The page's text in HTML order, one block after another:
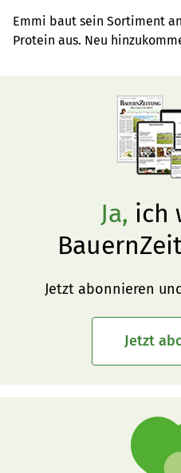
Emmi baut sein Sortiment
Protein aus. Neu
Latte  mit Milchprotein.
Ja, ich
Jetzt abonnieren
Jetzt